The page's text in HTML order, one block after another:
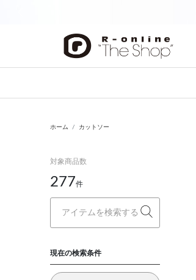
ホーム カットソー
対象商品数
277件
現在の検索条件